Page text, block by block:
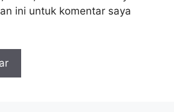
ini untuk komentar saya